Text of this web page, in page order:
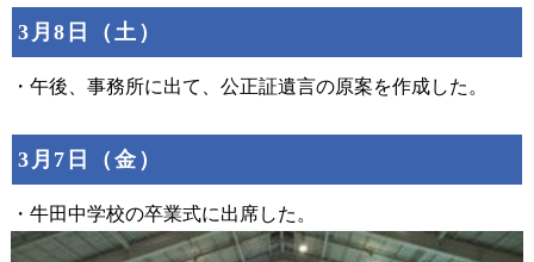
3月8日（土）
・午後、事務所に出て、公正証遺言の原案を作成した。
3月7日（金）
・牛田中学校の卒業式に出席した。